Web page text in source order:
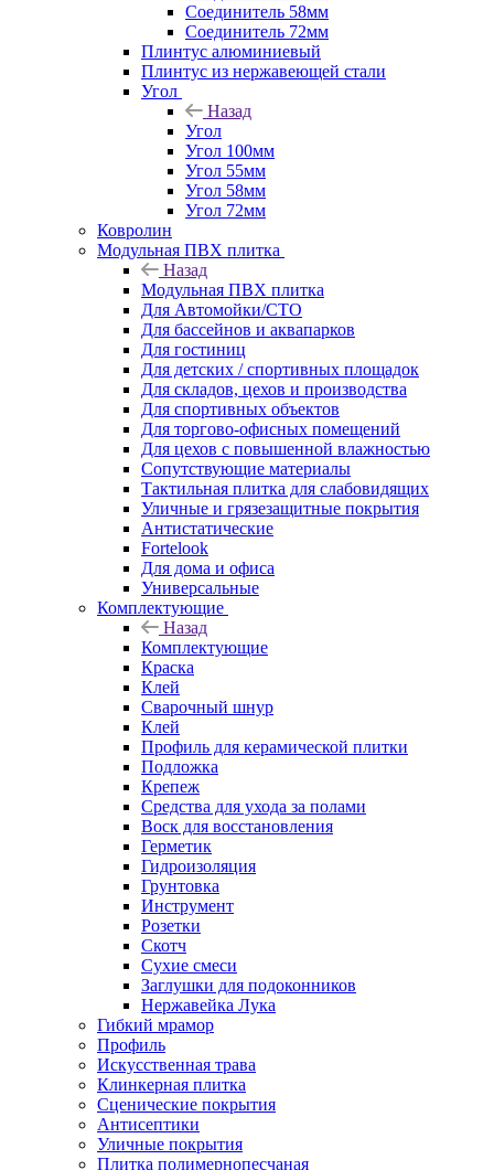
Соединитель 58мм
Соединитель 72мм
Плинтус алюминиевый
Плинтус из нержавеющей стали
Угол
Назад
Угол
Угол 100мм
Угол 55мм
Угол 58мм
Угол 72мм
Ковролин
Модульная ПВХ плитка
Назад
Модульная ПВХ плитка
Для Автомойки/СТО
Для бассейнов и аквапарков
Для гостиниц
Для детских / спортивных площадок
Для складов, цехов и производства
Для спортивных объектов
Для торгово-офисных помещений
Для цехов с повышенной влажностью
Сопутствующие материалы
Тактильная плитка для слабовидящих
Уличные и грязезащитные покрытия
Антистатические
Fortelook
Для дома и офиса
Универсальные
Комплектующие
Назад
Комплектующие
Краска
Клей
Сварочный шнур
Клей
Профиль для керамической плитки
Подложка
Крепеж
Средства для ухода за полами
Воск для восстановления
Герметик
Гидроизоляция
Грунтовка
Инструмент
Розетки
Скотч
Сухие смеси
Заглушки для подоконников
Нержавейка Лука
Гибкий мрамор
Профиль
Искусственная трава
Клинкерная плитка
Сценические покрытия
Антисептики
Уличные покрытия
Плитка полимернопесчаная